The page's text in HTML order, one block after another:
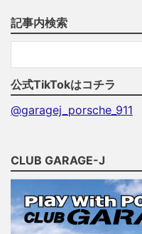
記事内検索
公式TikTokはコチラ
@garagej_porsche_911
CLUB GARAGE-J